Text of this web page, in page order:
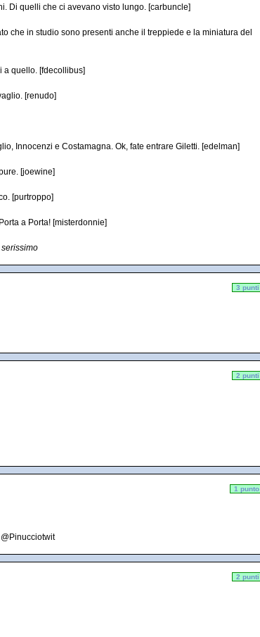
Di quelli che ci avevano visto lungo. [carbuncle]
che in studio sono presenti anche il treppiede e la miniatura del
a quello. [fdecollibus]
[renudo]
Innocenzi e Costamagna. Ok, fate entrare Giletti. [edelman]
[joewine]
[purtroppo]
a Porta! [misterdonnie]
3 punti
2 punti
1 punto
2 punti